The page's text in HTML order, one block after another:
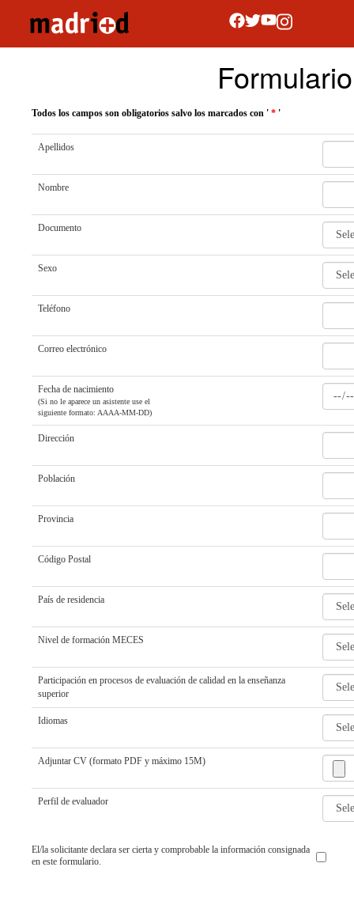
Todos los campos son obligatorios salvo los marcados con ' * '
Apellidos
Nombre
Documento
Sexo
Teléfono
Correo electrónico
Fecha de nacimiento
(Si no le aparece un asistente use el
siguiente formato: AAAA-MM-DD)
Dirección
Población
Provincia
Código Postal
País de residencia
Nivel de formación MECES
Participación en procesos de evaluación de calidad en la enseñanza
superior
Idiomas
Adjuntar CV (formato PDF y máximo 15M)
Perfil de evaluador
El/la solicitante declara ser cierta y comprobable la información consignada
en este formulario.